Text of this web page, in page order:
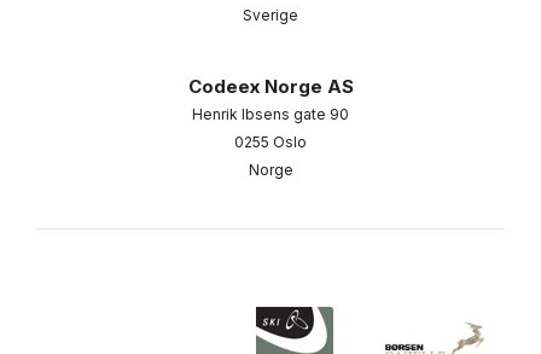
Sverige
Codeex Norge AS
Henrik Ibsens gate 90
0255 Oslo
Norge